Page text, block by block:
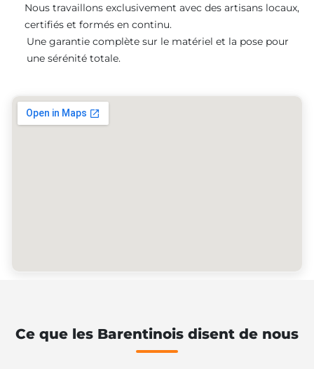
Nous travaillons exclusivement avec des artisans locaux,
certifiés et formés en continu.
Une garantie complète sur le matériel et la pose pour
une sérénité totale.
Ce que les Barentinois disent de nous